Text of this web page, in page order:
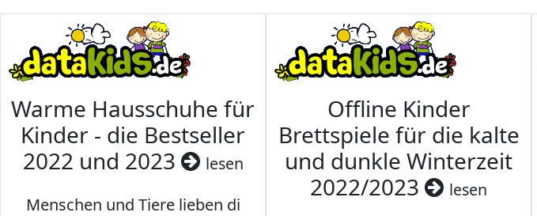
Warme Hausschuhe für
Kinder - die Bestseller
2022 und 2023
lesen
Menschen und Tiere lieben di
Offline Kinder
Brettspiele für die kalte
und dunkle Winterzeit
2022/2023
lesen